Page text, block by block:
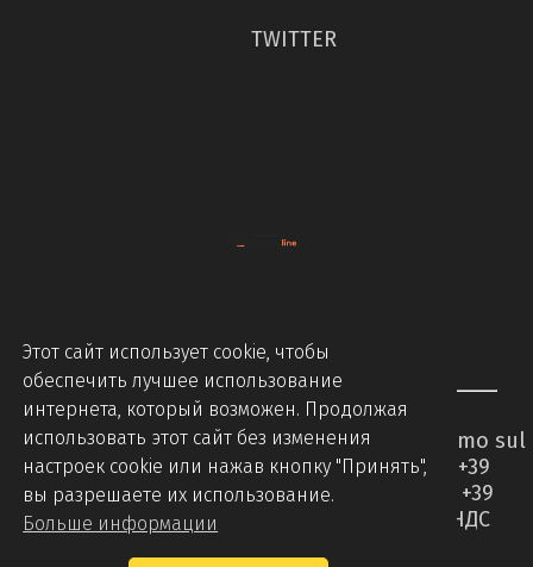
Этот сайт использует cookie, чтобы
обеспечить лучшее использование
интернета, который возможен. Продолжая
использовать этот сайт без изменения
настроек cookie или нажав кнопку "Принять",
вы разрешаете их использование.
Больше информации
TWITTER
Piccinini Macchine Srl - Via Brodolini 2 - Caccamo sul
Lago - 62020 Serrapetrona MC - Italy - Tel +39
0733905544 - Tel +39 07331876442 - Mobile +39
3394508336 -info@piccininimacchine.it
- НДС